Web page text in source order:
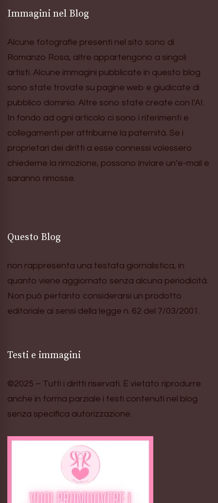
Immagini nel Blog
Alcune fotografie presenti nel sito sono di
Romanzo Rosa, altre appartengono a singoli
artisti. Alcune immagini pubblicate in questo blog
sono state trovate su pagine web e giudicate di
pubblico dominio. Altre sono state create con l’AI.
In fondo ad ogni articolo ci sono i riferimenti e
collegamenti per attribuirne la paternità. Se i
proprietari dei diritti a esse connessi volessero
chiederne la rimozione, possono inviare un’e-mail e
saranno rimosse.
Questo Blog
non rappresenta una testata giornalistica, in
quanto viene aggiornato senza alcuna periodicità.
Non può pertanto considerarsi un prodotto
editoriale ai sensi della legge n. 62 del 7/03/2001.
Testi e immagini
©2025 – Tutti i diritti riservati. È vietato riprodurre
anche in forma parziale i testi contenuti nel blog
senza specifica autorizzazione.